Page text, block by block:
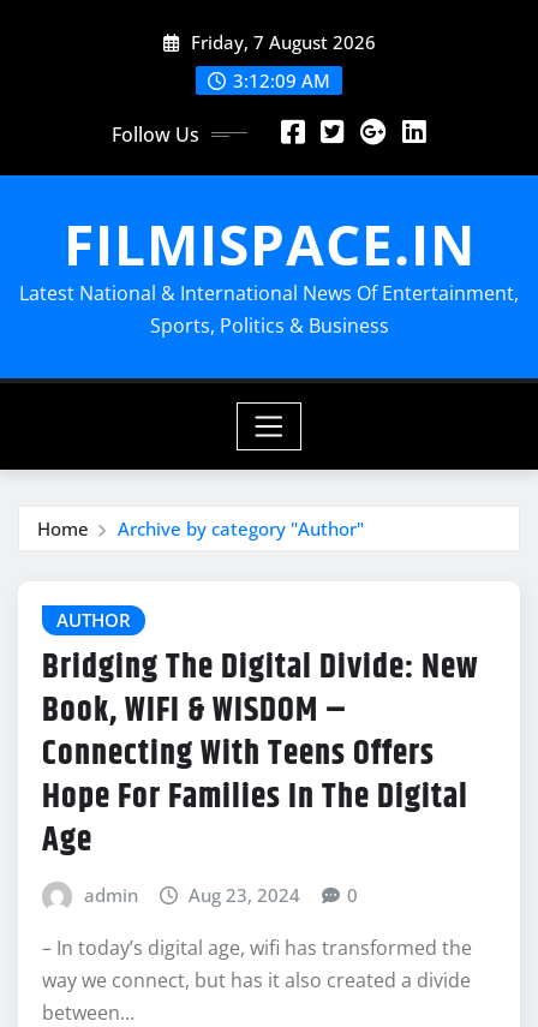
Friday, 7 August 2026
3:12:09 AM
Follow Us
FILMISPACE.IN
Latest National & International News Of Entertainment,
Sports, Politics & Business
Home Archive by category "Author"
AUTHOR
Bridging The Digital Divide: New
Book, WIFI & WISDOM –
Connecting With Teens Offers
Hope For Families In The Digital
Age
admin Aug 23, 2024 0
– In today’s digital age, wifi has transformed the
way we connect, but has it also created a divide
between…